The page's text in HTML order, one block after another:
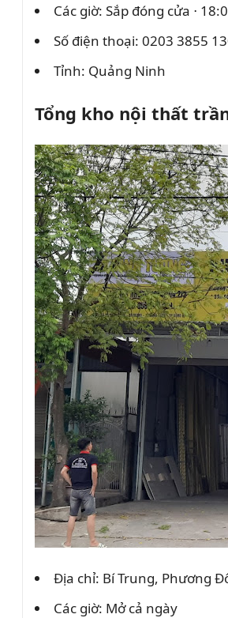
Các giờ: Sắp đóng cửa ⋅
Số điện thoại: 0203 3855
Tỉnh: Quảng Ninh
Tổng kho nội thất
Địa chỉ: Bí Trung, Phương
Các giờ: Mở cả ngày